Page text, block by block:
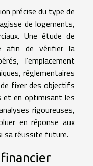
précise du type de
de logements,
Une étude de
afin de vérifier la
l’emplacement
réglementaires
fixer des objectifs
et en optimisant les
rigoureuses,
en réponse aux
sa réussite future.